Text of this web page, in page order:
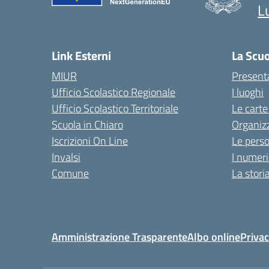
Link Esterni
MIUR
Ufficio Scolastico Regionale
Ufficio Scolastico Territoriale
Scuola in Chiaro
Iscrizioni On Line
Invalsi
Comune
La
I luoghi
Le
Le
I
La
Amministrazione TrasparenteAlbo online